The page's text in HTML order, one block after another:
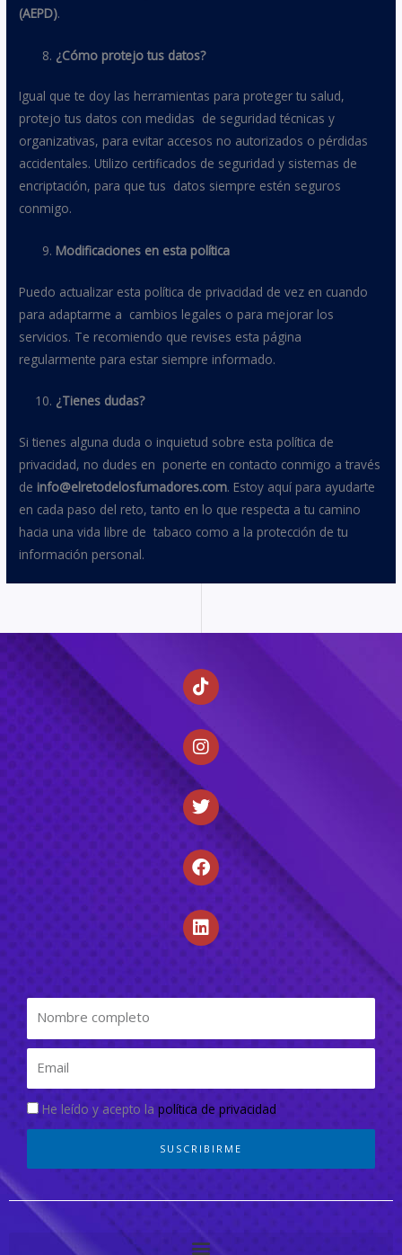
(AEPD).
¿Cómo protejo tus datos?
Igual que te doy las herramientas para proteger tu salud,
protejo tus datos con medidas de seguridad técnicas y
organizativas, para evitar accesos no autorizados o pérdidas
accidentales. Utilizo certificados de seguridad y sistemas de
encriptación, para que tus datos siempre estén seguros
conmigo.
Modificaciones en esta política
Puedo actualizar esta política de privacidad de vez en cuando
para adaptarme a cambios legales o para mejorar los
servicios. Te recomiendo que revises esta página
regularmente para estar siempre informado.
¿Tienes dudas?
Si tienes alguna duda o inquietud sobre esta política de
privacidad, no dudes en ponerte en contacto conmigo a través
de info@elretodelosfumadores.com. Estoy aquí para ayudarte
en cada paso del reto, tanto en lo que respecta a tu camino
hacia una vida libre de tabaco como a la protección de tu
información personal.
He leído y acepto la política de privacidad
SUSCRIBIRME